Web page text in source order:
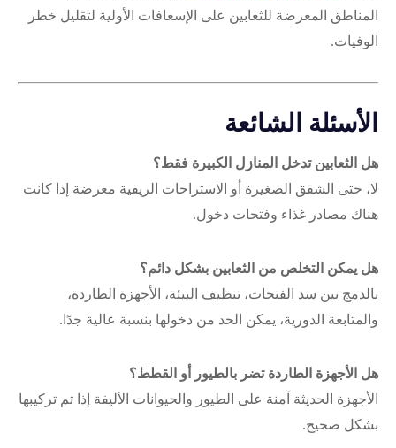
المناطق المعرضة للثعابين على الإسعافات الأولية لتقليل خطر
الوفيات.
الأسئلة الشائعة
هل الثعابين تدخل المنازل الكبيرة فقط؟
لا، حتى الشقق الصغيرة أو الاستراحات الريفية معرضة إذا كانت
هناك مصادر غذاء وفتحات دخول.
هل يمكن التخلص من الثعابين بشكل دائم؟
بالدمج بين سد الفتحات، تنظيف البيئة، الأجهزة الطاردة،
والمتابعة الدورية، يمكن الحد من دخولها بنسبة عالية جدًا.
هل الأجهزة الطاردة تضر بالطيور أو القطط؟
الأجهزة الحديثة آمنة على الطيور والحيوانات الأليفة إذا تم تركيبها
بشكل صحيح.